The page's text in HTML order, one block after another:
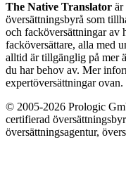
The Native Translator är
översättningsbyrå som
och facköversättningar av
facköversättare, alla med
alltid är tillgänglig på mer
du har behov av. Mer
expertöversättningar ovan.
© 2005-2026 Prologic
certifierad
översättningsagentur,